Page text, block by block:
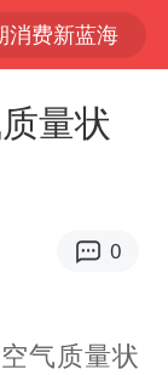
消费新蓝海
马克·艾伦退出斯诺克中国公开赛
情侣在平潭拍日出时坠崖致一死一伤
梁家辉：到内地拍戏不是北上是回归
量状
0
气质量状